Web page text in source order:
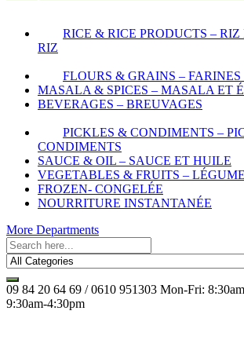
RICE & RICE PRODUCTS –
RIZ
FLOURS & GRAINS –
MASALA & SPICES – MASALA ET
BEVERAGES – BREUVAGES
PICKLES & CONDIMENTS –
CONDIMENTS
SAUCE & OIL – SAUCE ET HUILE
VEGETABLES & FRUITS –
FROZEN- CONGELÉE
NOURRITURE INSTANTANÉE
More Departments
09 84 20 64 69 / 0610 951303 Mon-Fri:
9:30am-4:30pm